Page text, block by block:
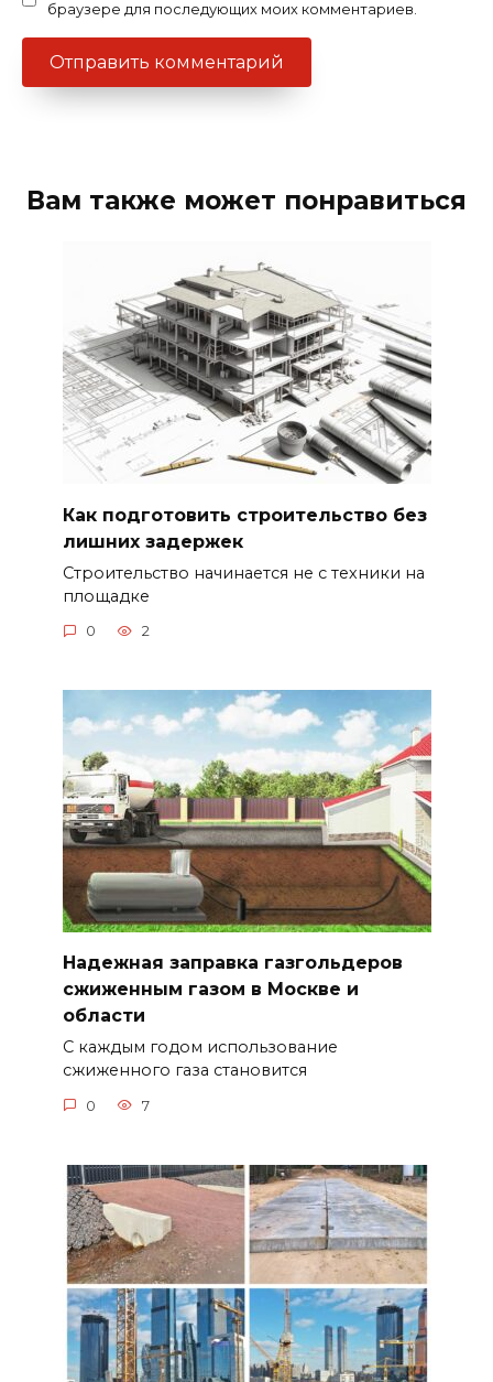
браузере для последующих моих комментариев.
Вам также может понравиться
Как подготовить строительство без
лишних задержек
Строительство начинается не с техники на
площадке
0 2
Надежная заправка газгольдеров
сжиженным газом в Москве и
области
С каждым годом использование
сжиженного газа становится
0 7